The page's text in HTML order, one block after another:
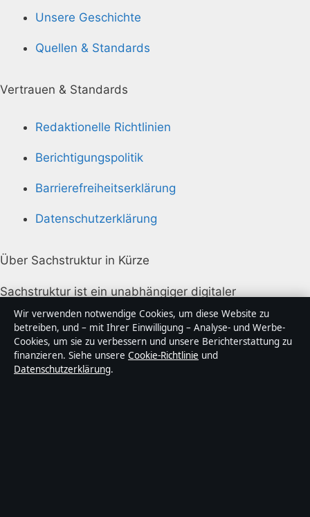
Unsere Geschichte
Quellen & Standards
Vertrauen & Standards
Redaktionelle Richtlinien
Berichtigungspolitik
Barrierefreiheitserklärung
Datenschutzerklärung
Über Sachstruktur in Kürze
Sachstruktur ist ein unabhängiger digitaler
Nachrichtenanbieter mit Fokus auf Politik, Wirtschaft,
Technik und Gesellschaft in Deutschland. Jeder Artikel
trägt eine Byline, wird von einem Redakteur geprüft
und vor der Veröffentlichung faktengecheckt.
Wir verwenden notwendige Cookies, um diese Website zu
betreiben, und – mit Ihrer Einwilligung – Analyse- und Werbe-
Cookies, um sie zu verbessern und unsere Berichterstattung zu
finanzieren. Siehe unsere Cookie-Richtlinie und
Datenschutzerklärung.